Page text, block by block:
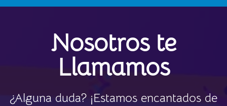
Nosotros te
Llamamos
¿Alguna duda? ¡Estamos encantados de